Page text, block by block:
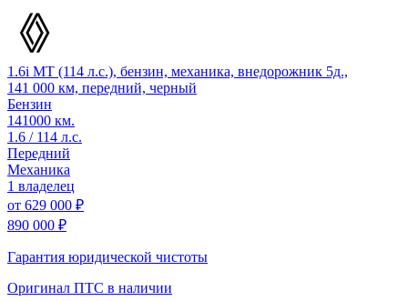
1.6i MT (114 л.с.), бензин, механика, внедорожник 5д.,
141 000 км, передний, черный
Бензин
141000 км.
1.6 / 114 л.с.
Передний
Механика
1 владелец
от 629 000 ₽
890 000 ₽
Гарантия юридической чистоты
Оригинал ПТС в наличии